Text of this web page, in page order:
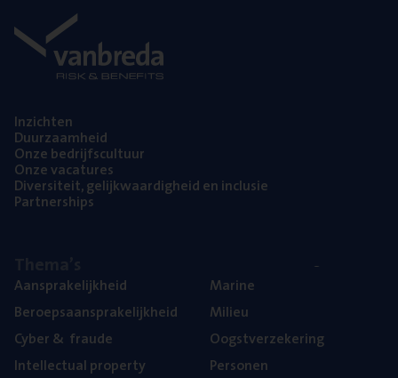
Inzich­ten
Duur­zaam­heid
Onze bedrijfs­cul­tuur
Onze vaca­tu­res
Diver­si­teit, gelijk­waar­dig­heid en inclusie
Part­ner­ships
Aan­spra­ke­lijk­heid
Beroeps­aan­spra­ke­lijk­heid
Cyber& fraude
Intel­lec­tu­al property
Mari­ne
Mili­eu
Oogst­ver­ze­ke­ring
Per­so­nen